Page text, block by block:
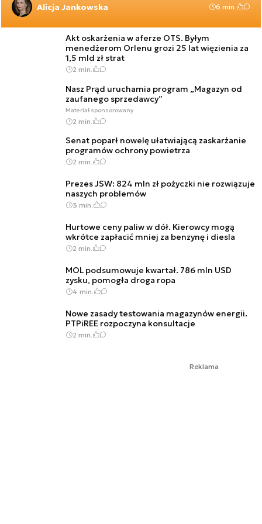
Alicja Jankowska 6 min.
Akt oskarżenia w aferze OTS. Byłym
menedżerom Orlenu grozi 25 lat więzienia za
1,5 mld zł strat
2 min.
Nasz Prąd uruchamia program „Magazyn od
zaufanego sprzedawcy”
Materiał sponsorowany
2 min.
Senat poparł nowelę ułatwiającą zaskarżanie
programów ochrony powietrza
2 min.
Prezes JSW: 824 mln zł pożyczki nie rozwiązuje
naszych problemów
3 min.
Hurtowe ceny paliw w dół. Kierowcy mogą
wkrótce zapłacić mniej za benzynę i diesla
2 min.
MOL podsumowuje kwartał. 786 mln USD
zysku, pomogła droga ropa
4 min.
Nowe zasady testowania magazynów energii.
PTPiREE rozpoczyna konsultacje
2 min.
Reklama